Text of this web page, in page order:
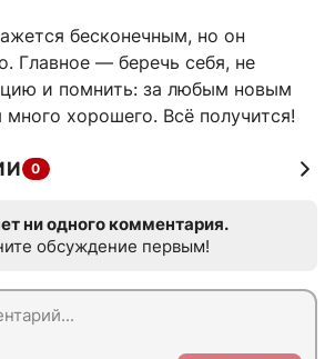
бесконечным, но он
Главное — беречь себя, не
и помнить: за любым новым
хорошего. Всё получится!
0
ни одного комментария.
обсуждение первым!